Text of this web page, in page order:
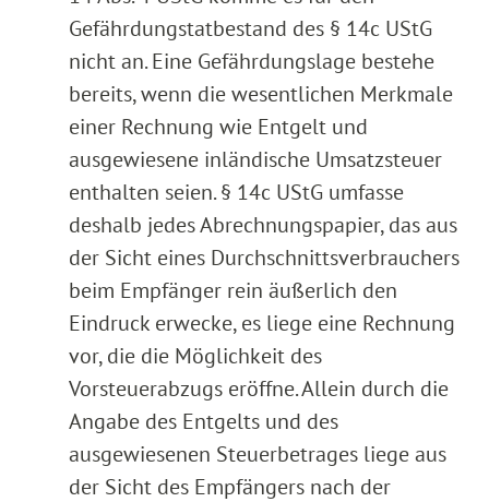
Gefährdungstatbestand des § 14c UStG
nicht an. Eine Gefährdungslage bestehe
bereits, wenn die wesentlichen Merkmale
einer Rechnung wie Entgelt und
ausgewiesene inländische Umsatzsteuer
enthalten seien. § 14c UStG umfasse
deshalb jedes Abrechnungspapier, das aus
der Sicht eines Durchschnittsverbrauchers
beim Empfänger rein äußerlich den
Eindruck erwecke, es liege eine Rechnung
vor, die die Möglichkeit des
Vorsteuerabzugs eröffne. Allein durch die
Angabe des Entgelts und des
ausgewiesenen Steuerbetrages liege aus
der Sicht des Empfängers nach der